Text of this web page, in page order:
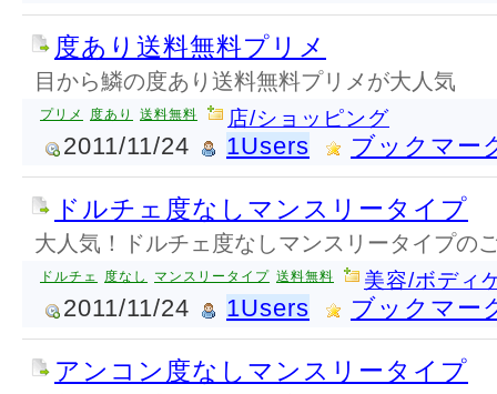
度あり送料無料プリメ
目から鱗の度あり送料無料プリメが大人気
プリメ 度あり 送料無料 店/ショッピング
2011/11/24 1Users ブックマー
ドルチェ度なしマンスリータイプ
大人気！ドルチェ度なしマンスリータイプの
ドルチェ 度なし マンスリータイプ 送料無料 美容/ボディ
2011/11/24 1Users ブックマー
アンコン度なしマンスリータイプ